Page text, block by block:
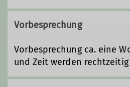
Vorbesprechung
Vorbesprechung ca. eine
und Zeit werden